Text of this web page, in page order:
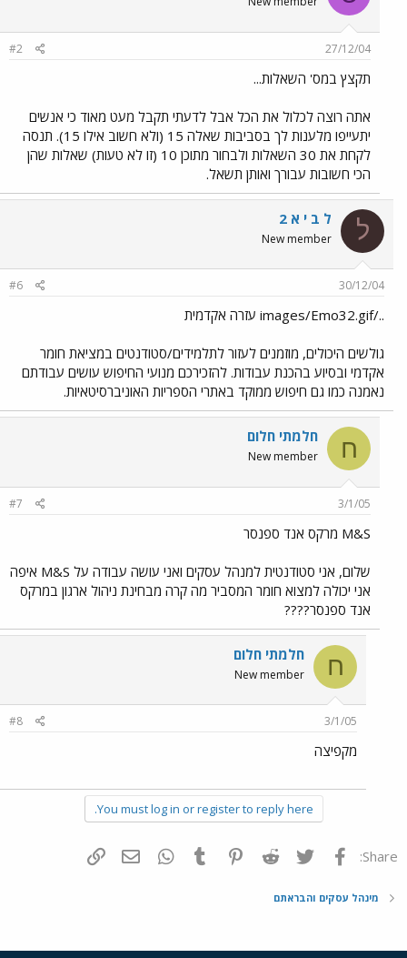
27/12/04
#2
תקצץ במס' השאלות...
אתה רוצה לכלול את הכל אבל לדעתי תקבל מעט מאוד כי אנשים
יתעייפו מלענות לך בסביבות שאלה 15 (ולא חשוב אילו 15). תנסה
לקחת את 30 השאלות ולבחור מתוכן 10 (זו לא טעות) שאלות שהן
הכי חשובות עבורך ואותן תשאל.
ל ל ב י א 2
New member
30/12/04
#6
../images/Emo32.gif עזרה אקדמית
גולשים היכולים, מוזמנים לעזור לתלמידים/סטודנטים במציאת חומר
אקדמי ובסיוע בהכנת עבודות. להזכירכם מנועי החיפוש עושים עבודתם
נאמנה כמו גם חיפוש ממוקד באתרי הספריות האוניברסיטאיות.
ח חלמתי חלום
New member
3/1/05
#7
M&S מרקס אנד ספנסר
שלום, אני סטודנטית למנהל עסקים ואני עושה עבודה על M&S איפה
אני יכולה למצוא חומר המסביר מה קרה מבחינת ניהול ארגון במרקס
אנד ספנסר????
ח חלמתי חלום
New member
3/1/05
#8
מקפיצה
You must log in or register to reply here.
Share: פייסבוק Twitter
Reddit
Pinterest
Tumblr
WhatsAppדואר אלקטרוני
מינהל עסקים והבראתם